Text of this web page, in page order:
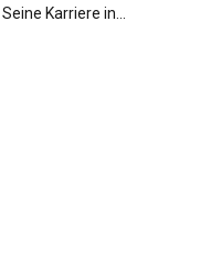
Karriere in…